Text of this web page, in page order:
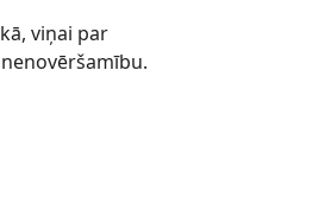
viņai par